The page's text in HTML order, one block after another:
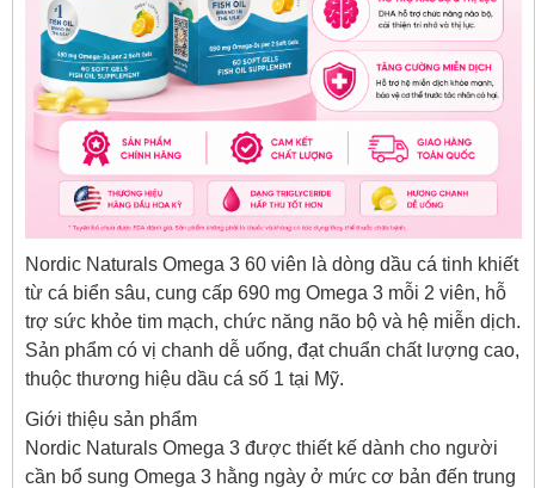
Nordic Naturals Omega 3 60 viên là dòng dầu cá tinh khiết
từ cá biển sâu, cung cấp 690 mg Omega 3 mỗi 2 viên, hỗ
trợ sức khỏe tim mạch, chức năng não bộ và hệ miễn dịch.
Sản phẩm có vị chanh dễ uống, đạt chuẩn chất lượng cao,
thuộc thương hiệu dầu cá số 1 tại Mỹ.
Giới thiệu sản phẩm
Nordic Naturals Omega 3 được thiết kế dành cho người
cần bổ sung Omega 3 hằng ngày ở mức cơ bản đến trung